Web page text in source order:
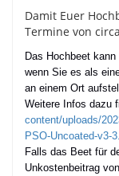
Damit Euer
Termine von
Das Hochbeet
wenn Sie es als
an einem Ort
Weitere Infos dazu
content/uploads/
PSO-Uncoated-v3-
Falls das Beet für
Unkostenbeitrag